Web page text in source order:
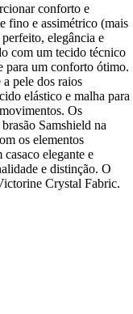
conforto e
fino e assimétrico (mais
elegância e
com um tecido técnico
para um conforto ótimo.
pele dos raios
elástico e malha para
Os
Samshield na
os elementos
elegante e
e distinção. O
Crystal Fabric.